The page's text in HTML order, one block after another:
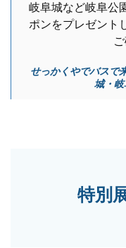
岐阜城など岐阜公
ポンをプレゼント
せっかくやでバスで
城・
特別